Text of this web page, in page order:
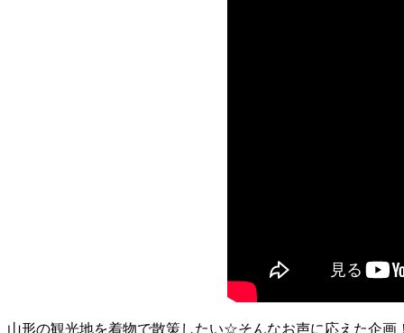
山形の観光地を着物で散策したい☆そんなお声に応えた企画